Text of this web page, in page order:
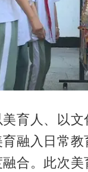
育人、以
融入日常
合。此次